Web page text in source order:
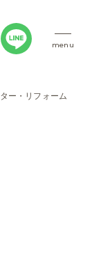
menu
ー・リフォーム